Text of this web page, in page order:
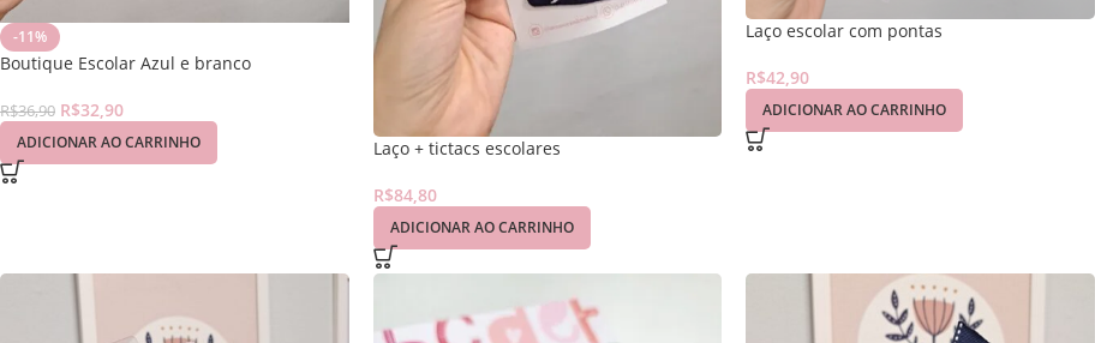
-11%
Boutique Escolar Azul e branco
R$36,90 R$32,90
ADICIONAR AO CARRINHO Laço + tictacs escolares
R$84,80
ADICIONAR AO CARRINHO
Laço escolar com pontas
R$42,90
ADICIONAR AO CARRINHO